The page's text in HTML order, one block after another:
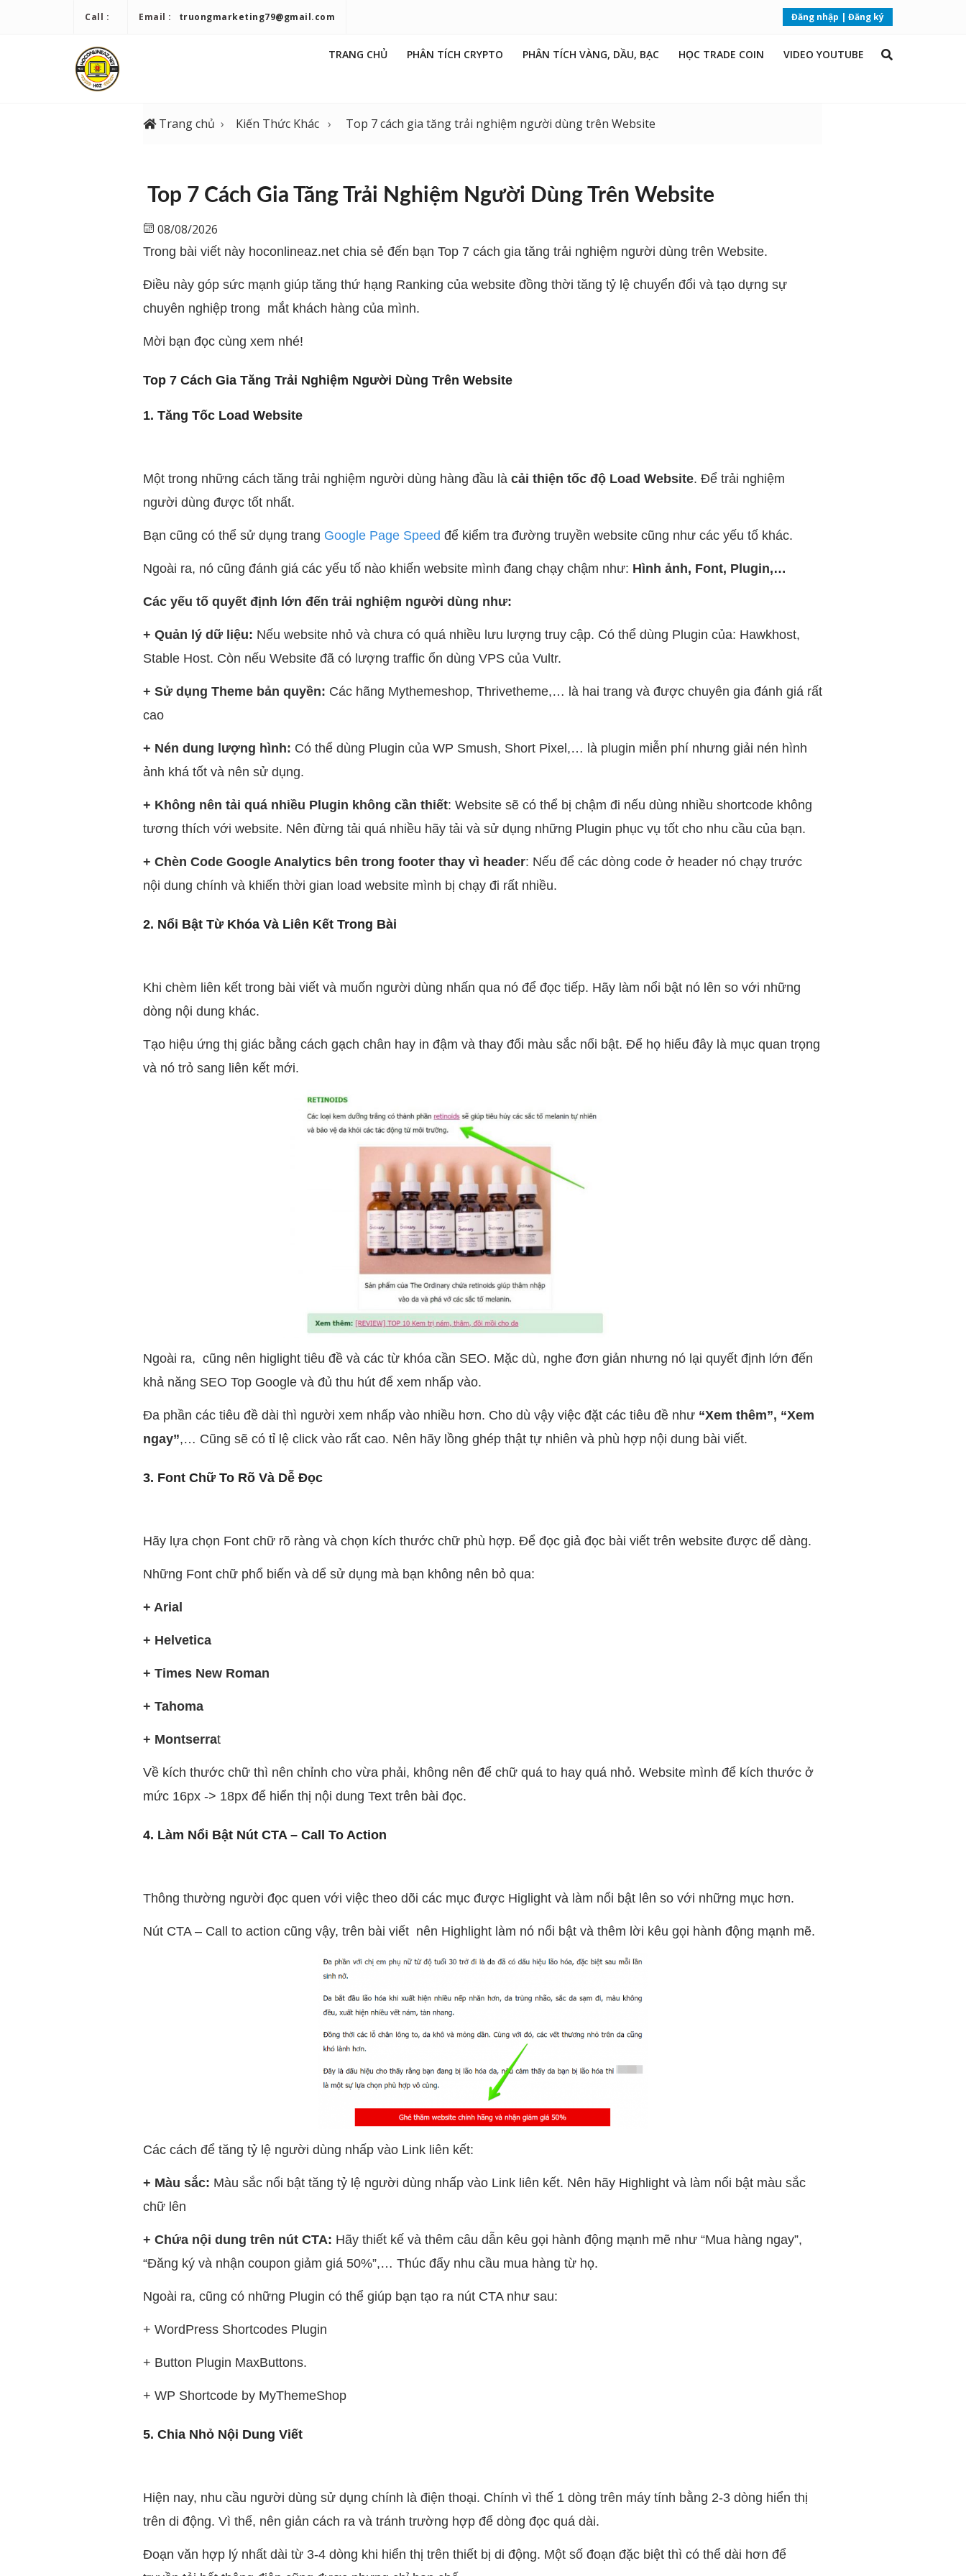
Call : Email : truongmarketing79@gmail.com Đăng nhập | Đăng ký
TRANG CHỦ PHÂN TÍCH CRYPTO PHÂN TÍCH VÀNG, DẦU, BẠC HỌC TRADE COIN VIDEO YOUTUBE
Trang chủ Kiến Thức Khác Top 7 cách gia tăng trải nghiệm người dùng trên Website
Top 7 Cách Gia Tăng Trải Nghiệm Người Dùng Trên Website
08/08/2026
Trong bài viết này hoconlineaz.net chia sẻ đến bạn Top 7 cách gia tăng trải nghiệm người dùng trên Website.
Điều này góp sức mạnh giúp tăng thứ hạng Ranking của website đồng thời tăng tỷ lệ chuyển đổi và tạo dựng sự
chuyên nghiệp trong mắt khách hàng của mình.
Mời bạn đọc cùng xem nhé!
Top 7 Cách Gia Tăng Trải Nghiệm Người Dùng Trên Website
1. Tăng Tốc Load Website
Một trong những cách tăng trải nghiệm người dùng hàng đầu làcải thiện tốc độ Load Website. Để trải nghiệm
người dùng được tốt nhất.
Bạn cũng có thể sử dụng trang Google Page Speed để kiểm tra đường truyền website cũng như các yếu tố khác.
Ngoài ra, nó cũng đánh giá các yếu tố nào khiến website mình đang chạy chậm như: Hình ảnh, Font, Plugin,…
Các yếu tố quyết định lớn đến trải nghiệm người dùng như:
+ Quản lý dữ liệu: Nếu website nhỏ và chưa có quá nhiều lưu lượng truy cập. Có thể dùng Plugin của: Hawkhost,
Stable Host. Còn nếu Website đã có lượng traffic ổn dùng VPS của Vultr.
+ Sử dụng Theme bản quyền: Các hãng Mythemeshop, Thrivetheme,… là hai trang và được chuyên gia đánh giá rất
cao
+ Nén dung lượng hình: Có thể dùng Plugin của WP Smush, Short Pixel,… là plugin miễn phí nhưng giải nén hình
ảnh khá tốt và nên sử dụng.
+ Không nên tải quá nhiều Plugin không cần thiết: Website sẽ có thể bị chậm đi nếu dùng nhiều shortcode không
tương thích với website. Nên đừng tải quá nhiều hãy tải và sử dụng những Plugin phục vụ tốt cho nhu cầu của bạn.
+ Chèn Code Google Analytics bên trong footer thay vì header: Nếu để các dòng code ở header nó chạy trước
nội dung chính và khiến thời gian load website mình bị chạy đi rất nhiều.
2. Nổi Bật Từ Khóa Và Liên Kết Trong Bài
Khi chèm liên kết trong bài viết và muốn người dùng nhấn qua nó để đọc tiếp. Hãy làm nổi bật nó lên so với những
dòng nội dung khác.
Tạo hiệu ứng thị giác bằng cách gạch chân hay in đậm và thay đổi màu sắc nổi bật. Để họ hiểu đây là mục quan trọng
và nó trỏ sang liên kết mới.
Ngoài ra, cũng nên higlight tiêu đề và các từ khóa cần SEO. Mặc dù, nghe đơn giản nhưng nó lại quyết định lớn đến
khả năng SEO Top Google và đủ thu hút để xem nhấp vào.
Đa phần các tiêu đề dài thì người xem nhấp vào nhiều hơn. Cho dù vậy việc đặt các tiêu đề như “Xem thêm”, “Xem
ngay”,… Cũng sẽ có tỉ lệ click vào rất cao. Nên hãy lồng ghép thật tự nhiên và phù hợp nội dung bài viết.
3. Font Chữ To Rõ Và Dễ Đọc
Hãy lựa chọn Font chữ rõ ràng và chọn kích thước chữ phù hợp. Để đọc giả đọc bài viết trên website được dể dàng.
Những Font chữ phổ biến và dể sử dụng mà bạn không nên bỏ qua:
+ Arial
+ Helvetica
+ Times New Roman
+ Tahoma
+ Montserrat
Về kích thước chữ thì nên chỉnh cho vừa phải, không nên để chữ quá to hay quá nhỏ. Website mình để kích thước ở
mức 16px -> 18px để hiển thị nội dung Text trên bài đọc.
4. Làm Nổi Bật Nút CTA – Call To Action
Thông thường người đọc quen với việc theo dõi các mục được Higlight và làm nổi bật lên so với những mục hơn.
Nút CTA – Call to action cũng vậy, trên bài viết nên Highlight làm nó nổi bật và thêm lời kêu gọi hành động mạnh mẽ.
Các cách để tăng tỷ lệ người dùng nhấp vào Link liên kết:
+ Màu sắc: Màu sắc nổi bật tăng tỷ lệ người dùng nhấp vào Link liên kết. Nên hãy Highlight và làm nổi bật màu sắc
chữ lên
+ Chứa nội dung trên nút CTA: Hãy thiết kế và thêm câu dẫn kêu gọi hành động mạnh mẽ như “Mua hàng ngay”,
“Đăng ký và nhận coupon giảm giá 50%”,… Thúc đẩy nhu cầu mua hàng từ họ.
Ngoài ra, cũng có những Plugin có thể giúp bạn tạo ra nút CTA như sau:
+ WordPress Shortcodes Plugin
+ Button Plugin MaxButtons.
+ WP Shortcode by MyThemeShop
5. Chia Nhỏ Nội Dung Viết
Hiện nay, nhu cầu người dùng sử dụng chính là điện thoại. Chính vì thế 1 dòng trên máy tính bằng 2-3 dòng hiển thị
trên di động. Vì thế, nên giản cách ra và tránh trường hợp để dòng đọc quá dài.
Đoạn văn hợp lý nhất dài từ 3-4 dòng khi hiển thị trên thiết bị di động. Một số đoạn đặc biệt thì có thể dài hơn để